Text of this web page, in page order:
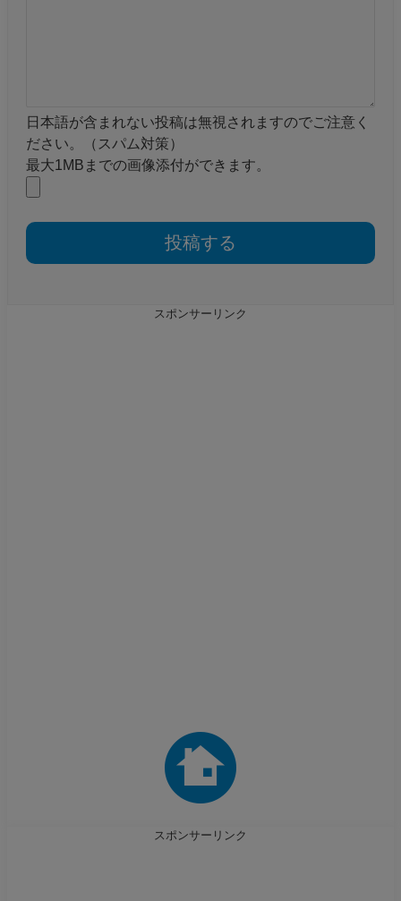
最大1MBまでの画像添付ができます。
日本語が含まれない投稿は無視されますのでご注意く
ださい。（スパム対策）
スポンサーリンク
スポンサーリンク